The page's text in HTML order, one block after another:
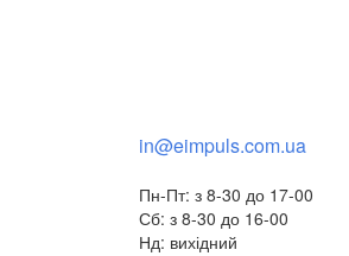
in@eimpuls.com.ua
Пн-Пт: з 8-30 до 17-00
Сб: з 8-30 до 16-00
Нд: вихідний